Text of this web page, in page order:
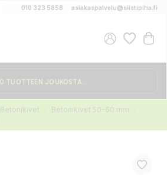
010 323 5858 asiakaspalvelu@siistipiha.fi
Betonikivet
Betonikivet 50-60 mm